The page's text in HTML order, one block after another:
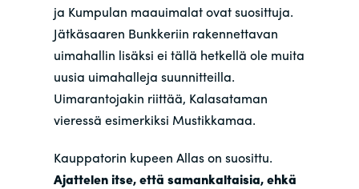
ja Kumpulan maauimalat ovat suosittuja.
Jätkäsaaren Bunkkeriin rakennettavan
uimahallin lisäksi ei tällä hetkellä ole muita
uusia uimahalleja suunnitteilla.
Uimarantojakin riittää, Kalasataman
vieressä esimerkiksi Mustikkamaa.
Kauppatorin kupeen Allas on suosittu.
Ajattelen itse, että samankaltaisia, ehkä